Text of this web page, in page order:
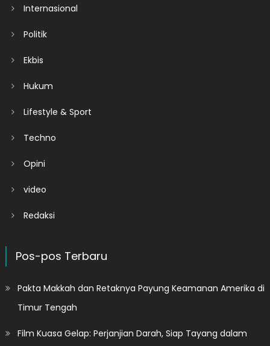
Internasional
Politik
Ekbis
Hukum
Lifestyle & Sport
Techno
Opini
video
Redaksi
Pos-pos Terbaru
Pakta Makkah dan Retaknya Payung Keamanan Amerika di
Timur Tengah
Film Kuasa Gelap: Perjanjian Darah, Siap Tayang dalam